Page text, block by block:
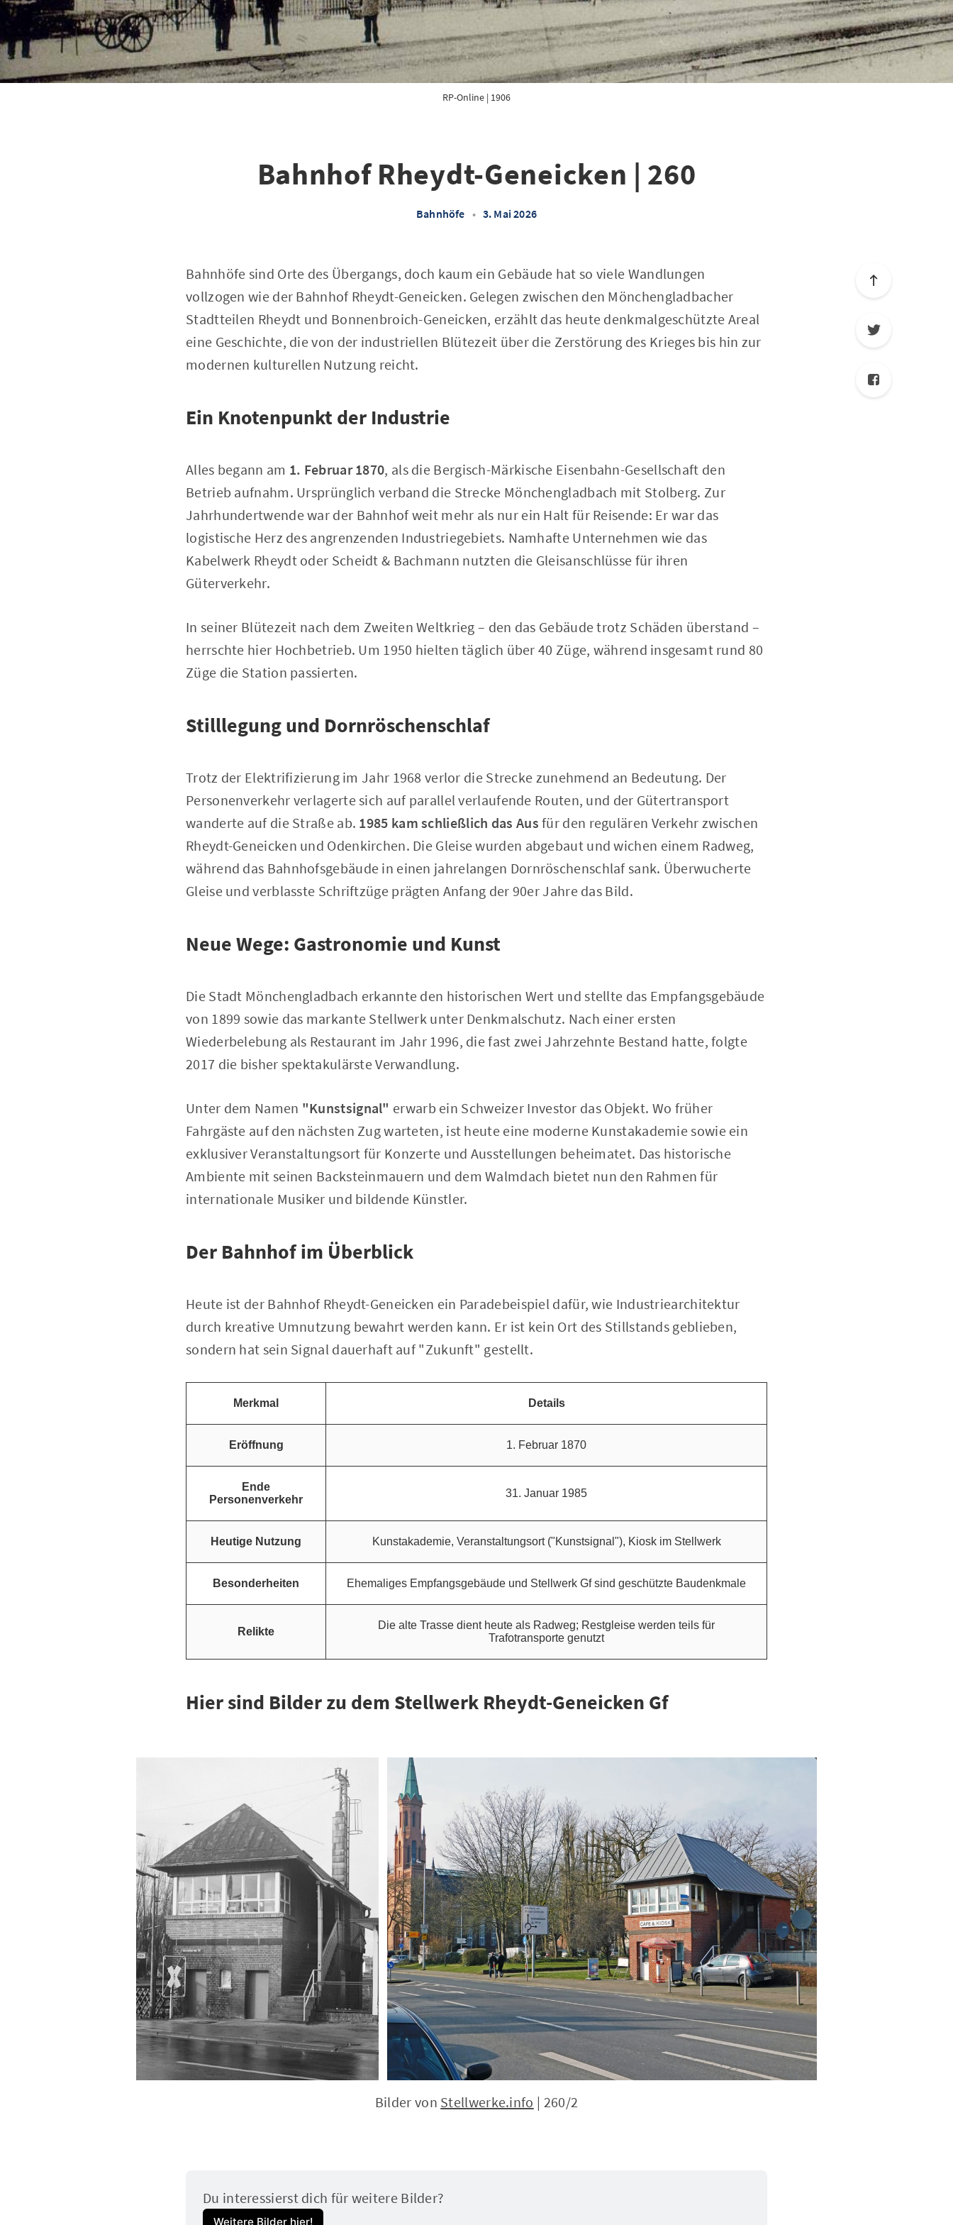
RP-Online | 1906
Bahnhof Rheydt-Geneicken | 260
Bahnhöfe • 3. Mai 2026
Bahnhöfe sind Orte des Übergangs, doch kaum ein Gebäude hat so viele Wandlungen
vollzogen wie der Bahnhof Rheydt-Geneicken. Gelegen zwischen den Mönchengladbacher
Stadtteilen Rheydt und Bonnenbroich-Geneicken, erzählt das heute denkmalgeschützte Areal
eine Geschichte, die von der industriellen Blütezeit über die Zerstörung des Krieges bis hin zur
modernen kulturellen Nutzung reicht.
Ein Knotenpunkt der Industrie
Alles begann am 1. Februar 1870, als die Bergisch-Märkische Eisenbahn-Gesellschaft den
Betrieb aufnahm. Ursprünglich verband die Strecke Mönchengladbach mit Stolberg. Zur
Jahrhundertwende war der Bahnhof weit mehr als nur ein Halt für Reisende: Er war das
logistische Herz des angrenzenden Industriegebiets. Namhafte Unternehmen wie das
Kabelwerk Rheydt oder Scheidt & Bachmann nutzten die Gleisanschlüsse für ihren
Güterverkehr.
In seiner Blütezeit nach dem Zweiten Weltkrieg – den das Gebäude trotz Schäden überstand –
herrschte hier Hochbetrieb. Um 1950 hielten täglich über 40 Züge, während insgesamt rund 80
Züge die Station passierten.
Stilllegung und Dornröschenschlaf
Trotz der Elektrifizierung im Jahr 1968 verlor die Strecke zunehmend an Bedeutung. Der
Personenverkehr verlagerte sich auf parallel verlaufende Routen, und der Gütertransport
wanderte auf die Straße ab. 1985 kam schließlich das Aus für den regulären Verkehr zwischen
Rheydt-Geneicken und Odenkirchen. Die Gleise wurden abgebaut und wichen einem Radweg,
während das Bahnhofsgebäude in einen jahrelangen Dornröschenschlaf sank. Überwucherte
Gleise und verblasste Schriftzüge prägten Anfang der 90er Jahre das Bild.
Neue Wege: Gastronomie und Kunst
Die Stadt Mönchengladbach erkannte den historischen Wert und stellte das Empfangsgebäude
von 1899 sowie das markante Stellwerk unter Denkmalschutz. Nach einer ersten
Wiederbelebung als Restaurant im Jahr 1996, die fast zwei Jahrzehnte Bestand hatte, folgte
2017 die bisher spektakulärste Verwandlung.
Unter dem Namen "Kunstsignal" erwarb ein Schweizer Investor das Objekt. Wo früher
Fahrgäste auf den nächsten Zug warteten, ist heute eine moderne Kunstakademie sowie ein
exklusiver Veranstaltungsort für Konzerte und Ausstellungen beheimatet. Das historische
Ambiente mit seinen Backsteinmauern und dem Walmdach bietet nun den Rahmen für
internationale Musiker und bildende Künstler.
Der Bahnhof im Überblick
Heute ist der Bahnhof Rheydt-Geneicken ein Paradebeispiel dafür, wie Industriearchitektur
durch kreative Umnutzung bewahrt werden kann. Er ist kein Ort des Stillstands geblieben,
sondern hat sein Signal dauerhaft auf "Zukunft" gestellt.
Merkmal Details
Eröffnung 1. Februar 1870
Ende
Personenverkehr
31. Januar 1985
Heutige Nutzung Kunstakademie, Veranstaltungsort ("Kunstsignal"), Kiosk im Stellwerk
Besonderheiten Ehemaliges Empfangsgebäude und Stellwerk Gf sind geschützte Baudenkmale
Relikte
Die alte Trasse dient heute als Radweg; Restgleise werden teils für
Trafotransporte genutzt
Hier sind Bilder zu dem Stellwerk Rheydt-Geneicken Gf
Bilder von Stellwerke.info | 260/2
Du interessierst dich für weitere Bilder?
Weitere Bilder hier!